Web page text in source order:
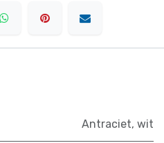
Antraciet, wit